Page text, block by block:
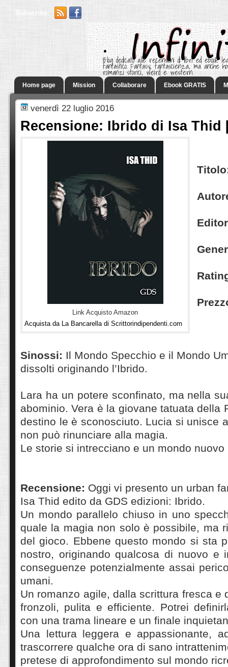
Subscribe:
.
Blog dedicato alle recensioni di libri ed ebook
fantastico. Fantasy, fantascienza, ma anche
romanzi storici, weird e western.
Home page Mission Collaborare Ebook GRATIS
venerdì 22 luglio 2016
Recensione: Ibrido di Isa Thid
Link Acquisto Amazon
Acquista da La Bancarella di Scrittorindipendenti.com
Sinossi: Il Mondo Specchio e il Mondo
dissolti originando l’Ibrido.
Lara ha un potere sconfinato, ma nella
abominio. Vera è la giovane tatuata della
destino le è sconosciuto. Lucia si unisce
non può rinunciare alla magia.
Le storie si intrecciano e un mondo nuovo
Recensione: Oggi vi presento un urban
Isa Thid edito da GDS edizioni: Ibrido.
Un mondo parallelo chiuso in uno
quale la magia non solo è possibile, ma
del gioco. Ebbene questo mondo si sta
nostro, originando qualcosa di nuovo e
conseguenze potenzialmente assai
umani.
Un romanzo agile, dalla scrittura fresca e
fronzoli, pulita e efficiente. Potrei
con una trama lineare e un finale
Una lettura leggera e appassionante,
trascorrere qualche ora di sano
pretese di approfondimento sul mondo